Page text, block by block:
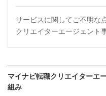
サービスに関してご不明な
クリエイターエージェント
マイナビ転職クリエイターエ
組み